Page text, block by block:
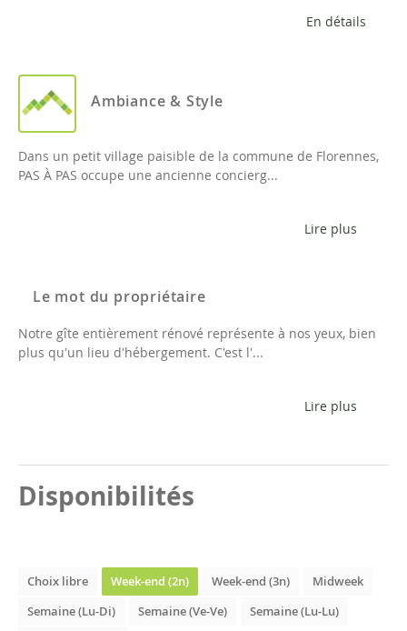
En détails
Ambiance & Style
Dans un petit village paisible de la commune de Florennes,
PAS À PAS occupe une ancienne concierg...
Lire plus
Le mot du propriétaire
Notre gîte entièrement rénové représente à nos yeux, bien
plus qu'un lieu d'hébergement. C'est l'...
Lire plus
Disponibilités
Choix libre Week-end (2n) Week-end (3n)
Midweek
Semaine (Lu-Di)
Semaine (Ve-Ve)
Semaine (Lu-Lu)